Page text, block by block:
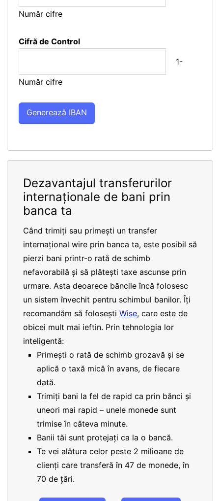
Număr cifre
Cifră de Control
1-
Număr cifre
Dezavantajul transferurilor
internaționale de bani prin
banca ta
Când trimiți sau primești un transfer
internațional wire prin banca ta, este posibil să
pierzi bani printr-o rată de schimb
nefavorabilă și să plătești taxe ascunse prin
urmare. Asta deoarece băncile încă folosesc
un sistem învechit pentru schimbul banilor. Îți
recomandăm să folosești Wise, care este de
obicei mult mai ieftin. Prin tehnologia lor
inteligentă:
Primești o rată de schimb grozavă și se
aplică o taxă mică în avans, de fiecare
dată.
Trimiți bani la fel de rapid ca prin bănci și
uneori mai rapid – unele monede sunt
trimise în câteva minute.
Banii tăi sunt protejați ca la o bancă.
Te vei alătura celor peste 2 milioane de
clienți care transferă în 47 de monede, în
70 de țări.